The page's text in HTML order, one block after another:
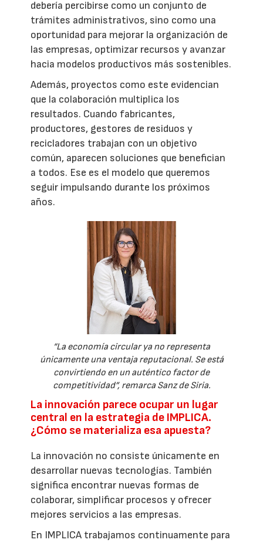
debería percibirse como un conjunto de
trámites administrativos, sino como una
oportunidad para mejorar la organización de
las empresas, optimizar recursos y avanzar
hacia modelos productivos más sostenibles.
Además, proyectos como este evidencian
que la colaboración multiplica los
resultados. Cuando fabricantes,
productores, gestores de residuos y
recicladores trabajan con un objetivo
común, aparecen soluciones que benefician
a todos. Ese es el modelo que queremos
seguir impulsando durante los próximos
años.
“La economía circular ya no representa
únicamente una ventaja reputacional. Se está
convirtiendo en un auténtico factor de
competitividad”, remarca Sanz de Siria.
La innovación parece ocupar un lugar
central en la estrategia de IMPLICA.
¿Cómo se materializa esa apuesta?
La innovación no consiste únicamente en
desarrollar nuevas tecnologías. También
significa encontrar nuevas formas de
colaborar, simplificar procesos y ofrecer
mejores servicios a las empresas.
En IMPLICA trabajamos continuamente para